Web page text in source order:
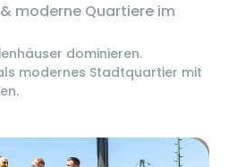
& moderne Quartiere im
dominieren.
modernes Stadtquartier mit